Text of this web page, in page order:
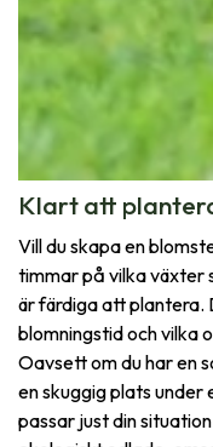
Klart att
Vill du skapa en
timmar på vilka växter
är färdiga att plantera.
blomningstid och vilka
Oavsett om du har en
en skuggig plats under
passar just din